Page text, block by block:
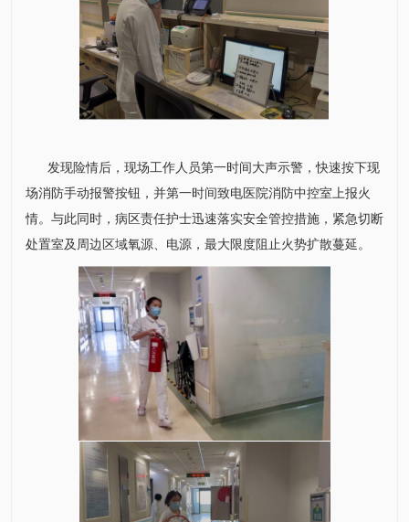
发现险情后，现场工作人员第一时间大声示警，快速按下现
场消防手动报警按钮，并第一时间致电医院消防中控室上报火
情。与此同时，病区责任护士迅速落实安全管控措施，紧急切断
处置室及周边区域氧源、电源，最大限度阻止火势扩散蔓延。